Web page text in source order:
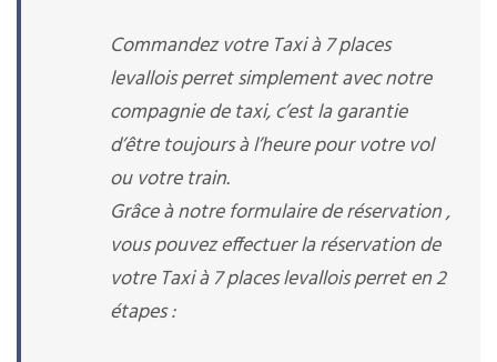
Commandez votre Taxi à 7 places
levallois perret simplement avec notre
compagnie de taxi, c’est la garantie
d’être toujours à l’heure pour votre vol
ou votre train.
Grâce à notre formulaire de réservation ,
vous pouvez effectuer la réservation de
votre Taxi à 7 places levallois perret en 2
étapes :